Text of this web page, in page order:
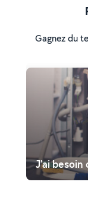
Gagnez du
J'ai besoin